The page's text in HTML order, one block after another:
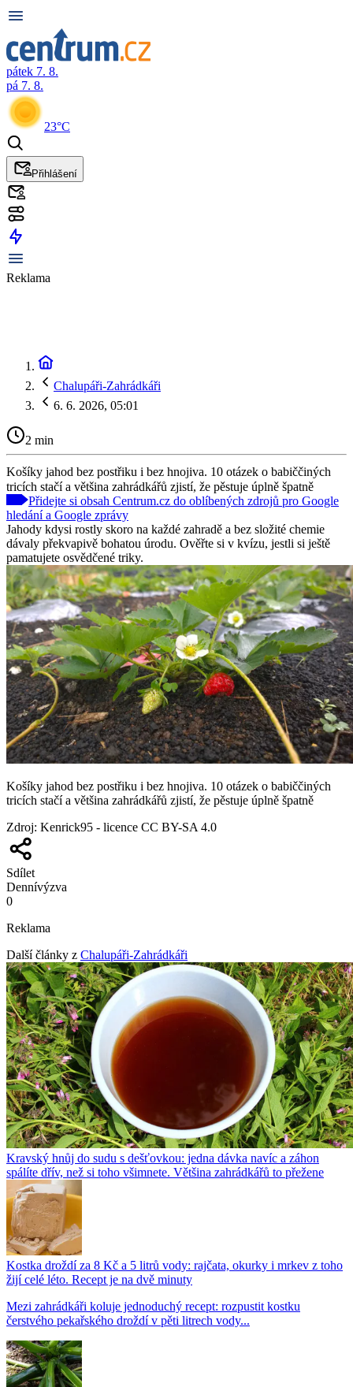
pátek 7. 8.
pá 7. 8.
23°C
Přihlášení
Reklama
Chalupáři-Zahrádkáři
6. 6. 2026, 05:01
2 min
Košíky jahod bez postřiku i bez hnojiva. 10 otázek o babiččiných
tricích stačí a většina zahrádkářů zjistí, že pěstuje úplně špatně
Přidejte si obsah Centrum.cz do oblíbených zdrojů pro Google
hledání a Google zprávy
Jahody kdysi rostly skoro na každé zahradě a bez složité chemie
dávaly překvapivě bohatou úrodu. Ověřte si v kvízu, jestli si ještě
pamatujete osvědčené triky.
Košíky jahod bez postřiku i bez hnojiva. 10 otázek o babiččiných
tricích stačí a většina zahrádkářů zjistí, že pěstuje úplně špatně
Zdroj: Kenrick95 - licence CC BY-SA 4.0
Sdílet
Dennívýzva
0
Reklama
Další články z Chalupáři-Zahrádkáři
Kravský hnůj do sudu s dešťovkou: jedna dávka navíc a záhon
spálíte dřív, než si toho všimnete. Většina zahrádkářů to přežene
Kostka droždí za 8 Kč a 5 litrů vody: rajčata, okurky i mrkev z toho
žijí celé léto. Recept je na dvě minuty
Mezi zahrádkáři koluje jednoduchý recept: rozpustit kostku
čerstvého pekařského droždí v pěti litrech vody...